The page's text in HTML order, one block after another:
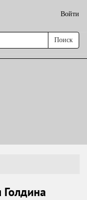
Войти
Поиск